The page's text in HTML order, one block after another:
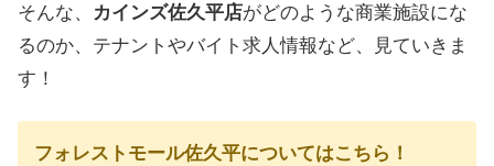
そんな、 カインズ佐久平店がどのような商業施設にな
るのか、テナントやバイト求人情報など、見ていきま
す！
フォレストモール佐久平についてはこちら！